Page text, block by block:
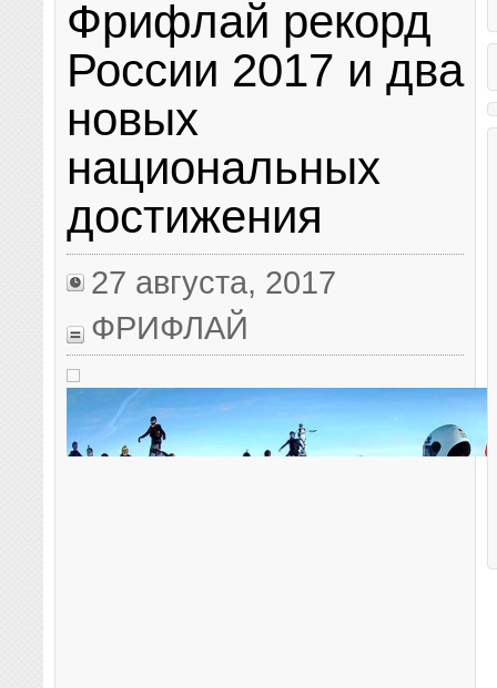
благополучно приземлившись в пустыне в
американском штате Нью-Мексико. Полет
продолжался около десяти минут, из них
пять парашютист находился в свободном
падении, а на высоте 1,5 километров над
трансляцией прыжка из стратосферы в
YouTube следило около 8 миллионов
парашютиста в падении превысила 1100
километров в час, однако официального
сумел превысить скорость звука (как
планировалось), пока нет.
соблюдение всех норм и
совершении этих
требований к
намного больше, чем при
прыжках. 1. Отделение.
кислородом и
дыхательным аппаратом.
рекомендуют
Фрифлай рекорд
России 2017 и два
новых
национальных
достижения
27 августа, 2017
ФРИФЛАЙ